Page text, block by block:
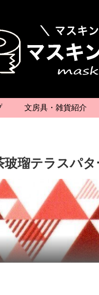
文房具・雑貨紹介
瑠テラスパタ